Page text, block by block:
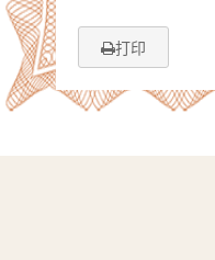
打印